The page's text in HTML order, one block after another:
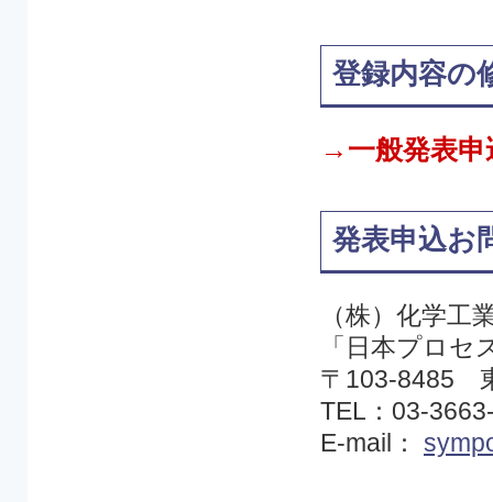
登録内容の
→一般発表申
発表申込お
（株）化学
「日本プロ
〒103-8485
TEL：03-
E-mail：